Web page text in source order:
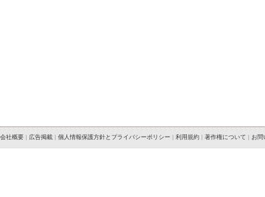
会社概要 | 広告掲載 | 個人情報保護方針とプライバシーポリシー | 利用規約 | 著作権について | お問